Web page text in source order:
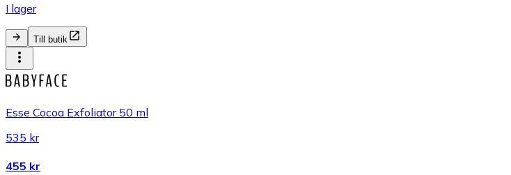
I lager
Till butik
Esse Cocoa Exfoliator 50 ml
535 kr
455 kr